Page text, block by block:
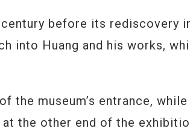
before its rediscovery
into Huang and his works,
the museum’s entrance, while
the other end of the